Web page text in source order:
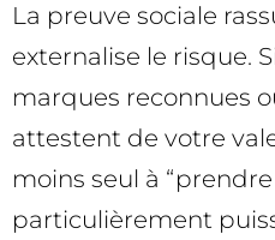
La preuve sociale
externalise le risque.
marques reconnues
attestent de votre
moins seul à “prendre
particulièrement